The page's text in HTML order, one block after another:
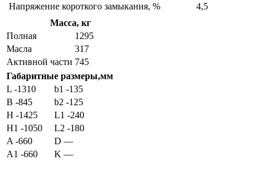
Напряжение короткого замыкания, %
4,5
Масса, кг
Полная
1295
Масла
317
Активной части 745
Габаритные размеры,мм
L -1310
b1 -135
B -845
b2 -125
H -1425
L1 -240
H1 -1050
L2 -180
A -660
D —
A1 -660
K —